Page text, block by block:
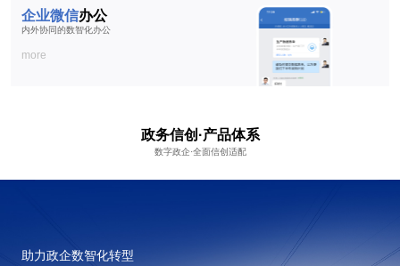
企业微信办公
内外协同的数智化办公
more
政务信创·产品体系
数字政企·全面信创适配
助力政企数智化转型